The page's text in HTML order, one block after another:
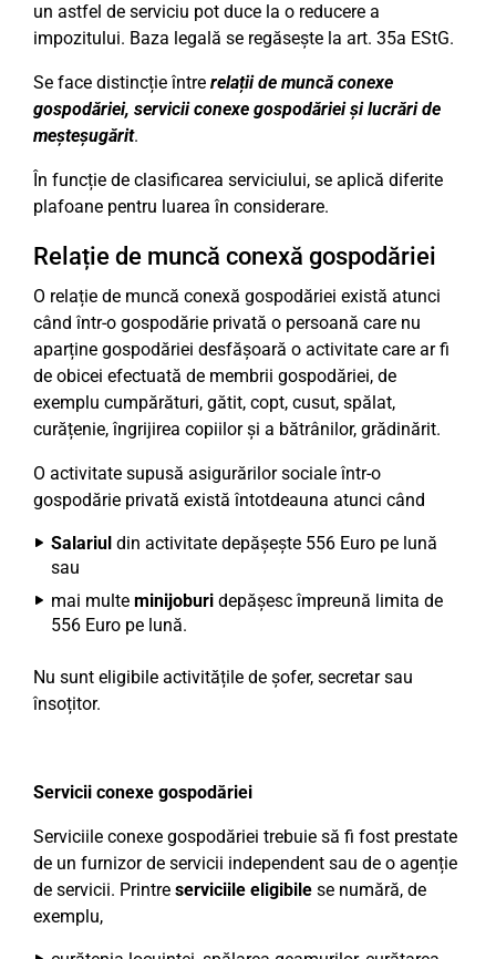
un astfel de serviciu pot duce la o reducere a
impozitului. Baza legală se regăsește la art. 35a EStG.
Se face distincție între relații de muncă conexe
gospodăriei, servicii conexe gospodăriei și lucrări de
meșteșugărit.
În funcție de clasificarea serviciului, se aplică diferite
plafoane pentru luarea în considerare.
Relație de muncă conexă gospodăriei
O relație de muncă conexă gospodăriei există atunci
când într-o gospodărie privată o persoană care nu
aparține gospodăriei desfășoară o activitate care ar fi
de obicei efectuată de membrii gospodăriei, de
exemplu cumpărături, gătit, copt, cusut, spălat,
curățenie, îngrijirea copiilor și a bătrânilor, grădinărit.
O activitate supusă asigurărilor sociale într-o
gospodărie privată există întotdeauna atunci când
Salariul din activitate depășește 556 Euro pe lună
sau
mai multe minijoburi depășesc împreună limita de
556 Euro pe lună.
Nu sunt eligibile activitățile de șofer, secretar sau
însoțitor.
Servicii conexe gospodăriei
Serviciile conexe gospodăriei trebuie să fi fost prestate
de un furnizor de servicii independent sau de o agenție
de servicii. Printre serviciile eligibile se numără, de
exemplu,